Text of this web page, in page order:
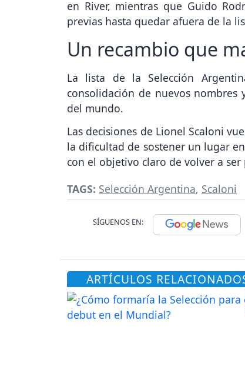
en River, mientras que Guido
previas hasta quedar afuera de la
Un recambio que
La lista de la Selección
consolidación de nuevos
del mundo.
Las decisiones de Lionel Scaloni
la dificultad de sostener un lugar
con el objetivo claro de volver a
TAGS: Selección Argentina, Scaloni
SÍGUENOS EN:
ARTÍCULOS